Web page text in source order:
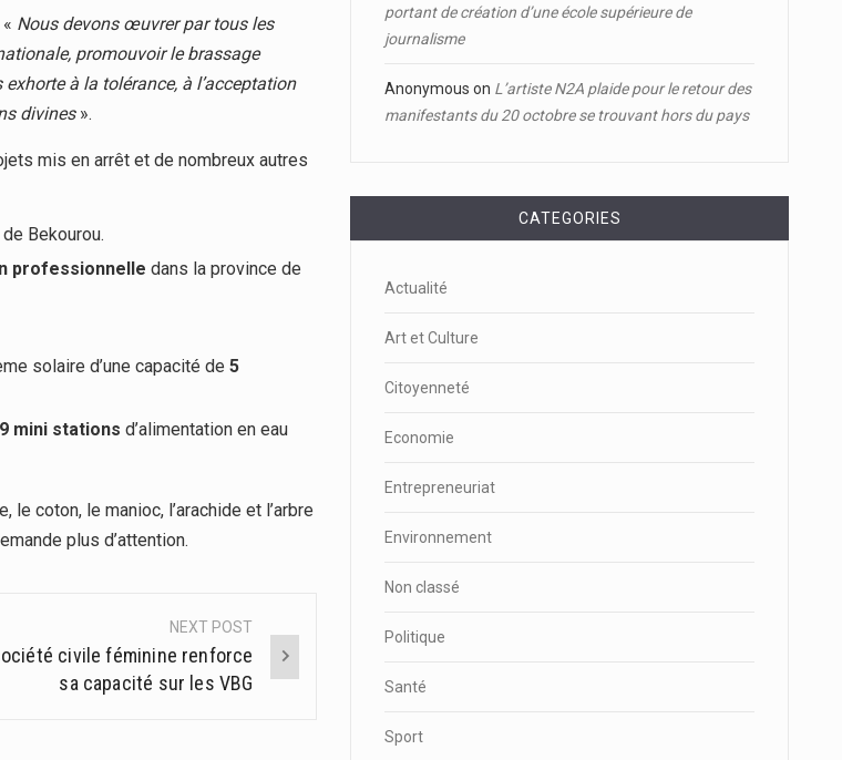
Nous devons œuvrer par tous les
promouvoir le brassage
à la tolérance, à l’acceptation
divines».
mis en arrêt et de nombreux autres
de Bekourou.
professionnelle dans la province de
solaire d’une capacité de 5
mini stations d’alimentation en eau
coton, le manioc, l’arachide et l’arbre
plus d’attention.
NEXT POST
civile féminine renforce
sa capacité sur les VBG
portant de création d’une école supérieure de
journalisme
Anonymous on L’artiste N2A plaide pour le retour des
manifestants du 20 octobre se trouvant hors du pays
CATEGORIES
Actualité
Art et Culture
Citoyenneté
Economie
Entrepreneuriat
Environnement
Non classé
Politique
Santé
Sport